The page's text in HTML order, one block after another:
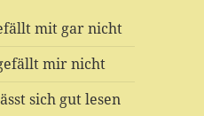
mit gar nicht
mir nicht
sich gut lesen